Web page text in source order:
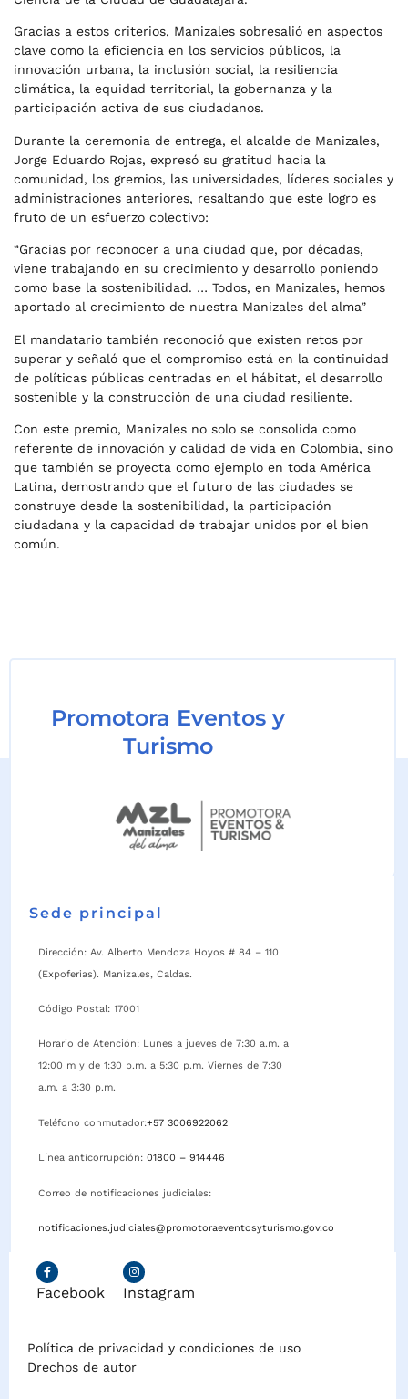
Gracias a estos criterios, Manizales sobresalió en aspectos
clave como la eficiencia en los servicios públicos, la
innovación urbana, la inclusión social, la resiliencia
climática, la equidad territorial, la gobernanza y la
participación activa de sus ciudadanos.
Durante la ceremonia de entrega, el alcalde de Manizales,
Jorge Eduardo Rojas, expresó su gratitud hacia la
comunidad, los gremios, las universidades, líderes sociales y
administraciones anteriores, resaltando que este logro es
fruto de un esfuerzo colectivo:
“Gracias por reconocer a una ciudad que, por décadas,
viene trabajando en su crecimiento y desarrollo poniendo
como base la sostenibilidad. … Todos, en Manizales, hemos
aportado al crecimiento de nuestra Manizales del alma”
El mandatario también reconoció que existen retos por
superar y señaló que el compromiso está en la continuidad
de políticas públicas centradas en el hábitat, el desarrollo
sostenible y la construcción de una ciudad resiliente.
Con este premio, Manizales no solo se consolida como
referente de innovación y calidad de vida en Colombia, sino
que también se proyecta como ejemplo en toda América
Latina, demostrando que el futuro de las ciudades se
construye desde la sostenibilidad, la participación
ciudadana y la capacidad de trabajar unidos por el bien
común.
Promotora Eventos y
Turismo
Sede principal
Dirección: Av. Alberto Mendoza Hoyos # 84 – 110
(Expoferias). Manizales, Caldas.
Código Postal: 17001
Horario de Atención: Lunes a jueves de 7:30 a.m. a
12:00 m y de 1:30 p.m. a 5:30 p.m. Viernes de 7:30
a.m. a 3:30 p.m.
Teléfono conmutador:+57 3006922062
Línea anticorrupción: 01800 – 914446
Correo de notificaciones judiciales:
notificaciones.judiciales@promotoraeventosyturismo.gov.co
Facebook Instagram
Política de privacidad y condiciones de uso
Drechos de autor